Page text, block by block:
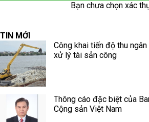
Bạn chưa chọn xác
TIN MỚI
Công khai tiến độ thu
xử lý tài sản công
Thông cáo đặc biệt của
Cộng sản Việt Nam